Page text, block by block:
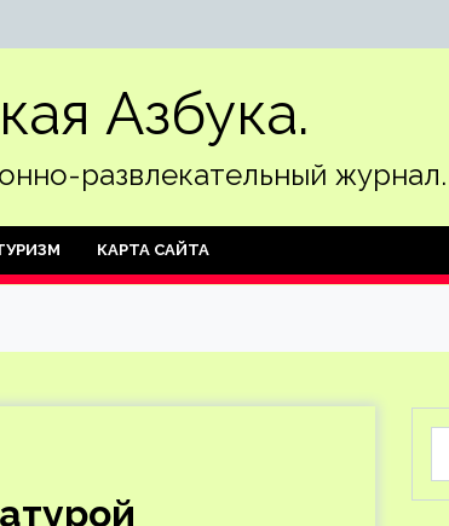
Азбука.
развлекательный журнал.
КАРТА САЙТА